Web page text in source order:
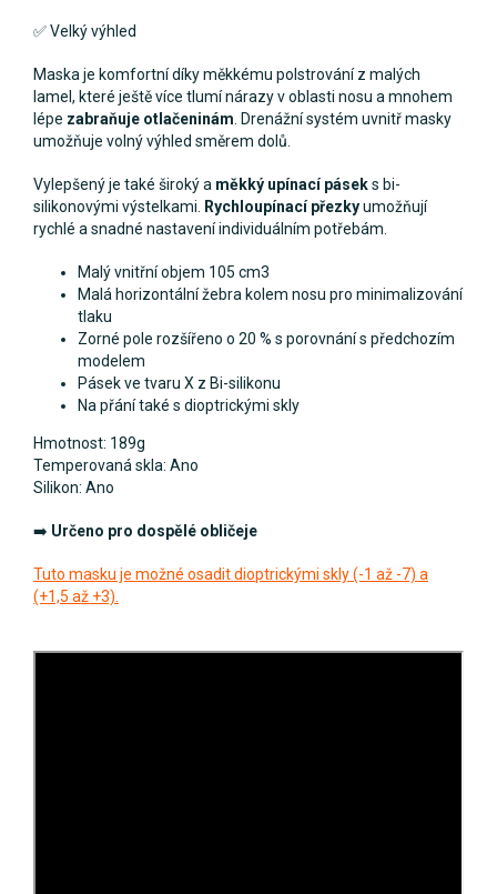
✅ Velký výhled
Maska je komfortní díky měkkému polstrování z malých
lamel, které ještě více tlumí nárazy v oblasti nosu a mnohem
lépe zabraňuje otlačeninám . Drenážní systém uvnitř masky
umožňuje volný výhled směrem dolů.
Vylepšený je také široký a měkký upínací páseks bi-
silikonovými výstelkami.
Rychloupínací přezkyumožňují
rychlé a snadné nastavení individuálním potřebám.
Malý vnitřní objem 105 cm3
Malá horizontální žebra kolem nosu pro minimalizování
tlaku
Zorné pole rozšířeno o 20 % s porovnání s předchozím
modelem
Pásek ve tvaru X z Bi-silikonu
Na přání také s dioptrickými skly
Hmotnost: 189g
Temperovaná skla: Ano
Silikon: Ano
➡️ Určeno pro dospělé obličeje
Tuto masku je možné osadit dioptrickými skly (-1 až -7) a
(+1,5 až +3).